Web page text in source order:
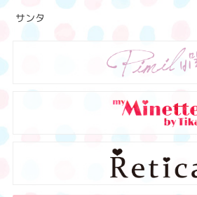
サンタ